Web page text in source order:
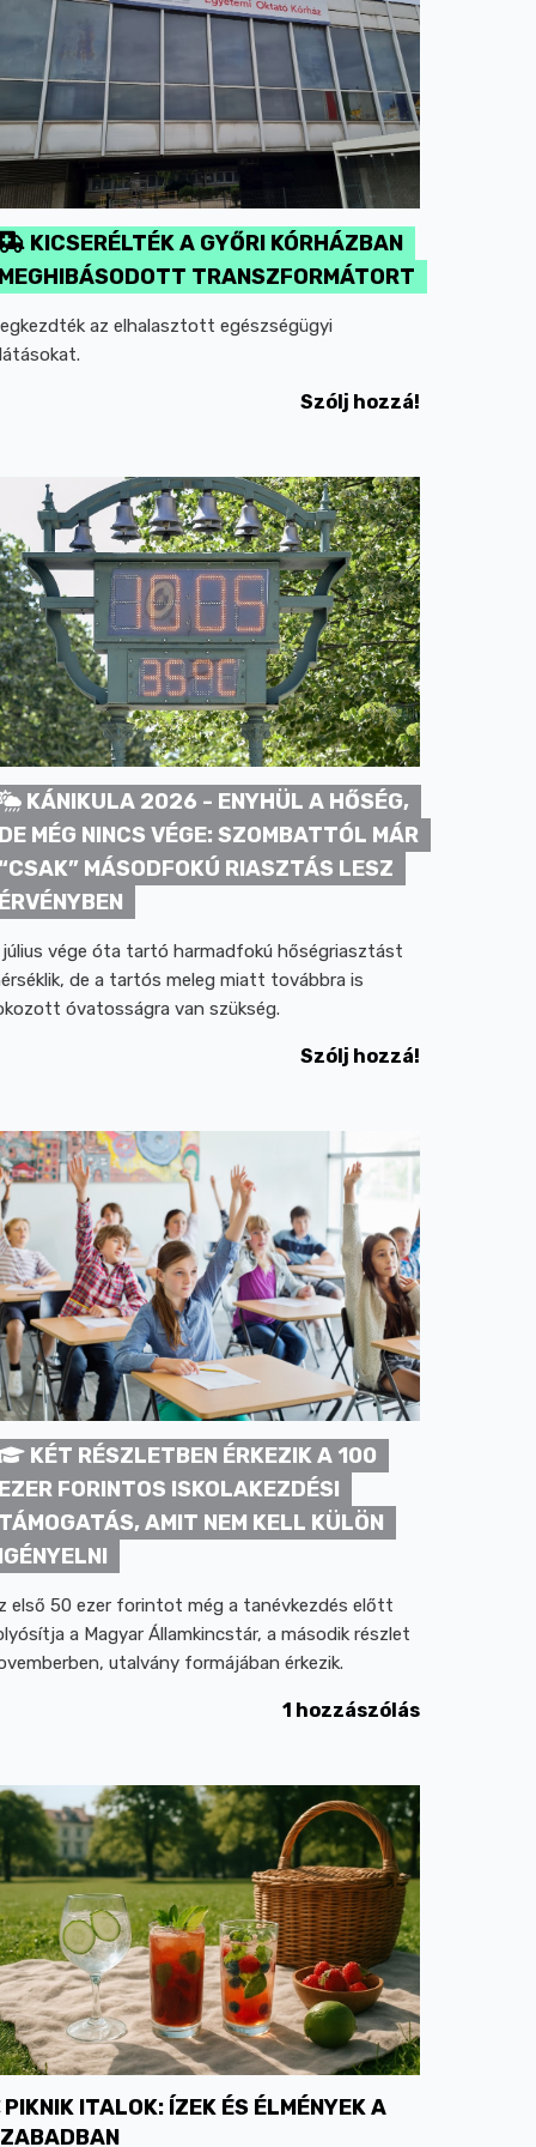
KICSERÉLTÉK A GYŐRI KÓRHÁZBAN
TRANSZFORMÁTORT
az elhalasztott egészségügyi
Szólj hozzá!
KÁNIKULA 2026 - ENYHÜL A HŐSÉG,
MÉG NINCS VÉGE: SZOMBATTÓL MÁR
MÁSODFOKÚ RIASZTÁS LESZ
vége óta tartó harmadfokú hőségriasztást
de a tartós meleg miatt továbbra is
óvatosságra van szükség.
Szólj hozzá!
KÉT RÉSZLETBEN ÉRKEZIK A 100
FORINTOS ISKOLAKEZDÉSI
AMIT NEM KELL KÜLÖN
első 50 ezer forintot még a tanévkezdés előtt
a Magyar Államkincstár, a második részlet
utalvány formájában érkezik.
1 hozzászólás
PIKNIK ITALOK: ÍZEK ÉS ÉLMÉNYEK A